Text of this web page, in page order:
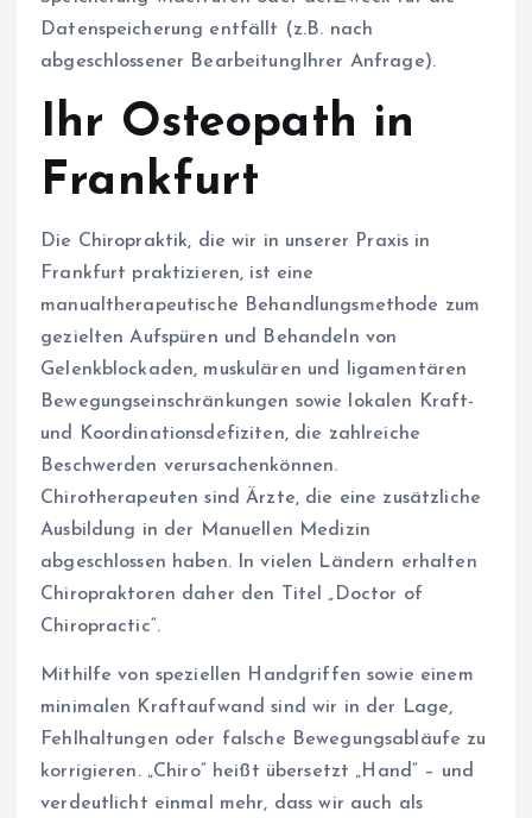
Datenspeicherung entfällt (z.B. nach
abgeschlossener BearbeitungIhrer Anfrage).
Ihr Osteopath in
Frankfurt
Die Chiropraktik, die wir in unserer Praxis in
Frankfurt praktizieren, ist eine
manualtherapeutische Behandlungsmethode zum
gezielten Aufspüren und Behandeln von
Gelenkblockaden, muskulären und ligamentären
Bewegungseinschränkungen sowie lokalen Kraft-
und Koordinationsdefiziten, die zahlreiche
Beschwerden verursachenkönnen.
Chirotherapeuten sind Ärzte, die eine zusätzliche
Ausbildung in der Manuellen Medizin
abgeschlossen haben. In vielen Ländern erhalten
Chiropraktoren daher den Titel „Doctor of
Chiropractic“.
Mithilfe von speziellen Handgriffen sowie einem
minimalen Kraftaufwand sind wir in der Lage,
Fehlhaltungen oder falsche Bewegungsabläufe zu
korrigieren. „Chiro“ heißt übersetzt „Hand“ – und
verdeutlicht einmal mehr, dass wir auch als